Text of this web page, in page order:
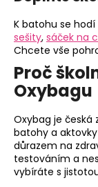
K batohu se
sešity, sáček na
Chcete vše
Proč
Oxybagu
Oxybag je česká
batohy a
důrazem na
testováním a
vybíráte s